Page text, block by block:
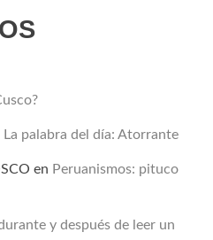
La palabra del día: Atorrante
en Peruanismos: pituco
y después de leer un